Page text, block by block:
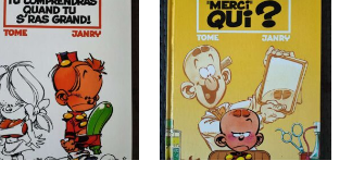
Ajouter
à ma
liste
d'envies
Ajouter
à ma
liste
d'envies